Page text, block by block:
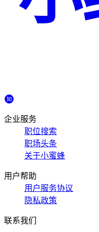
企业服务
职位搜索
职场头条
关于小蜜蜂
用户帮助
用户服务协议
隐私政策
联系我们